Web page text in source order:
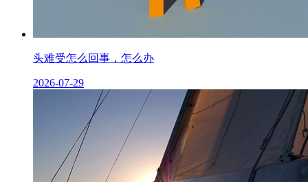
头难受怎么回事，怎么办
2026-07-29